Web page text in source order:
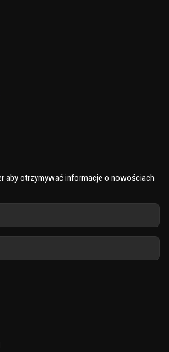
aby otrzymywać informacje o nowościach